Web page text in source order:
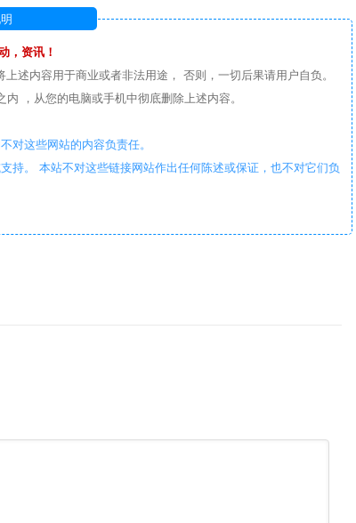
，资讯！
述内容用于商业或者非法用途， 否则，一切后果请用户自负。
，从您的电脑或手机中彻底删除上述内容。
对这些网站的内容负责任。
持。 本站不对这些链接网站作出任何陈述或保证，也不对它们负